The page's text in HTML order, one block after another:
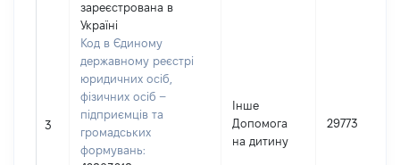
3
зареєстрована в
Україні
Код в Єдиному
державному реєстрі
юридичних осіб,
фізичних осіб –
підприємців та
громадських
формувань:
Інше
Допомога
на дитину
29773